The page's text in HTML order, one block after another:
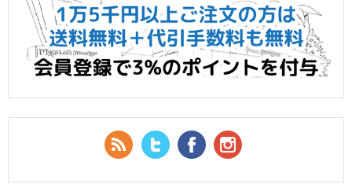
RSS Feed
Twitter Facebook